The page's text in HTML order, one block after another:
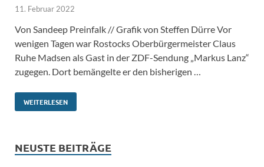
11. Februar 2022
Von Sandeep Preinfalk // Grafik von Steffen Dürre Vor
wenigen Tagen war Rostocks Oberbürgermeister Claus
Ruhe Madsen als Gast in der ZDF-Sendung „Markus Lanz“
zugegen. Dort bemängelte er den bisherigen …
WEITERLESEN
NEUSTE BEITRÄGE